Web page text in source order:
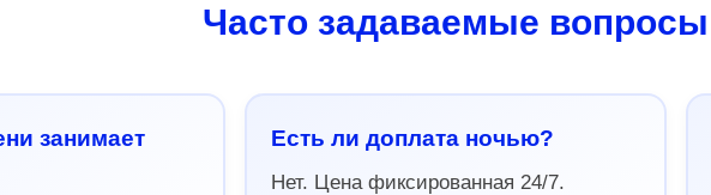
Часто задаваемые вопросы
занимает
Есть ли доплата ночью?
Нет. Цена фиксированная 24/7.